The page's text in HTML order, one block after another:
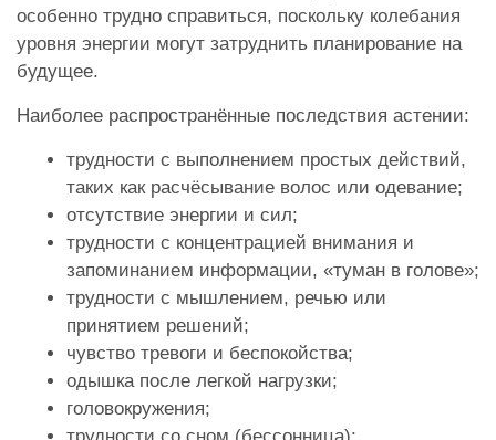
особенно трудно справиться, поскольку колебания
уровня энергии могут затруднить планирование на
будущее.
Наиболее распространённые последствия астении:
трудности с выполнением простых действий,
таких как расчёсывание волос или одевание;
отсутствие энергии и сил;
трудности с концентрацией внимания и
запоминанием информации, «туман в голове»;
трудности с мышлением, речью или
принятием решений;
чувство тревоги и беспокойства;
одышка после легкой нагрузки;
головокружения;
трудности со сном (бессонница);